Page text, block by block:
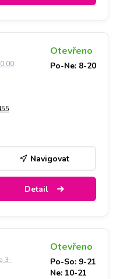
00
Otevřeno
Po-Ne: 8-20
Navigovat
Detail
3-
Otevřeno
Po-So: 9-21
Ne: 10-21